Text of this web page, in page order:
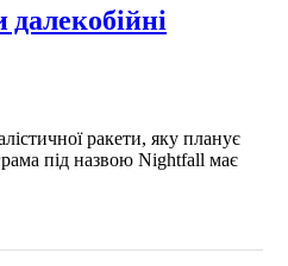
ракети, яку планує
під назвою Nightfall має